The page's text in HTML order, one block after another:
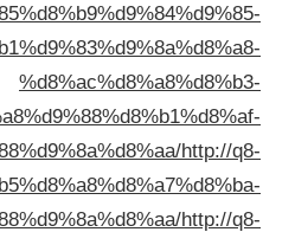
kuwait.byethost10.com/
kuwait.byethost10.com/